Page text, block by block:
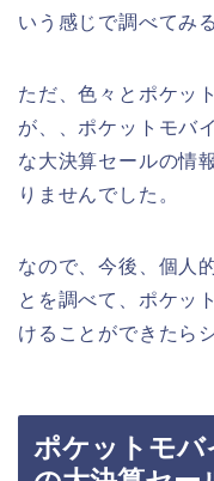
いう感じで調べてみ
ただ、色々とポケッ
が、、ポケットモバ
な大決算セールの情
りませんでした。
なので、今後、個人
とを調べて、ポケッ
けることができたら
ポケットモバ